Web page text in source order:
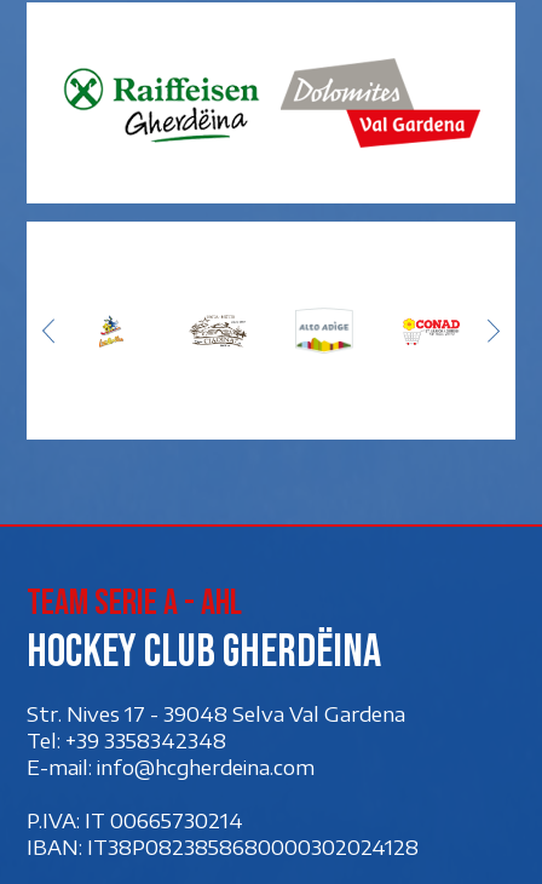
Team Serie A - AHL
Hockey club Gherdëina
Str. Nives 17 - 39048 Selva Val Gardena
Tel: +39 3358342348
E-mail: info@hcgherdeina.com
P.IVA: IT 00‍665730214
IBAN: IT38P0823858680000302024128